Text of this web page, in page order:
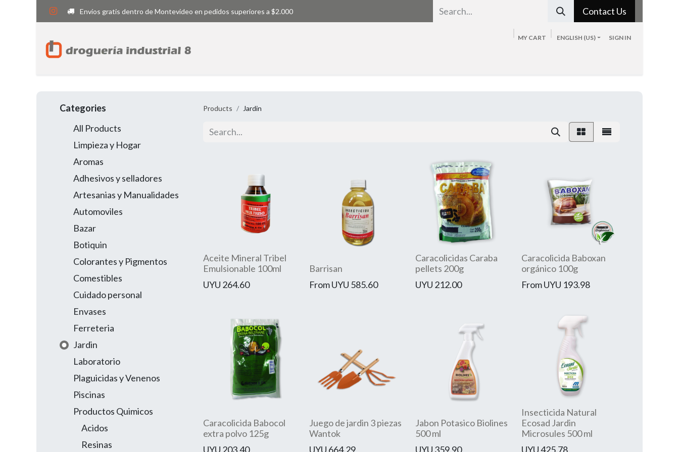
Envíos gratis dentro de Montevideo en pedidos superiores a $2.000 Contact Us
MY CART ENGLISH (US) SIGN IN
Categories
All Products
Limpieza y Hogar
Aromas
Adhesivos y selladores
Artesanias y Manualidades
Automoviles
Bazar
Botiquin
Colorantes y Pigmentos
Comestibles
Cuidado personal
Envases
Ferreteria
Jardin
Laboratorio
Plaguicidas y Venenos
Piscinas
Productos Quimicos
Acidos
Resinas
Products Jardin
Aceite Mineral Tribel
Emulsionable 100ml
UYU 264.60
Barrisan
FromUYU 585.60
Caracolicidas Caraba
pellets 200g
UYU 212.00
Caracolicida Baboxan
orgánico 100g
FromUYU 193.98
Caracolicida Babocol
extra polvo 125g
UYU 203.40
Juego de jardin 3 piezas
Wantok
UYU 664.29
Jabon Potasico Biolines
500 ml
UYU 359.90
Insecticida Natural
Ecosad Jardin
Microsules 500 ml
UYU425.78